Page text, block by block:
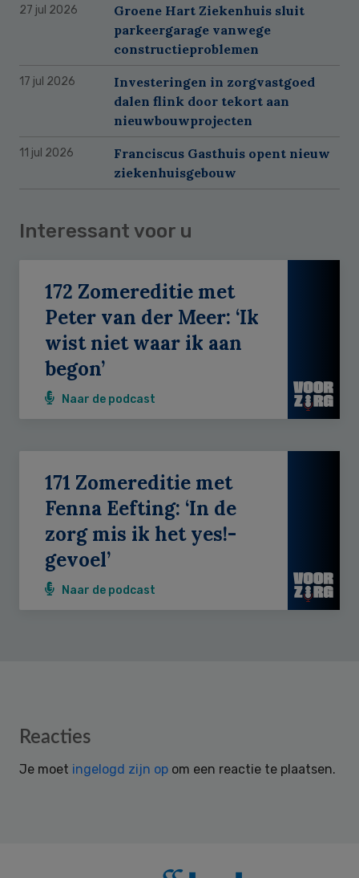
27 jul 2026
Groene Hart Ziekenhuis sluit
parkeergarage vanwege
constructieproblemen
17 jul 2026
Investeringen in zorgvastgoed
dalen flink door tekort aan
nieuwbouwprojecten
11 jul 2026
Franciscus Gasthuis opent nieuw
ziekenhuisgebouw
Interessant voor u
172 Zomereditie met
Peter van der Meer: ‘Ik
wist niet waar ik aan
begon’
Naar de podcast
171 Zomereditie met
Fenna Eefting: ‘In de
zorg mis ik het yes!-
gevoel’
Naar de podcast
Reader
Reacties
Je moet ingelogd zijn op om een reactie te plaatsen.